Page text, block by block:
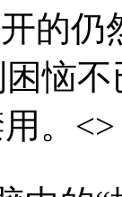
的
恼
。<>